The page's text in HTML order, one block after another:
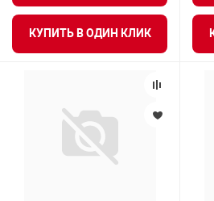
ключи
безопасность
КУПИТЬ В ОДИН КЛИК